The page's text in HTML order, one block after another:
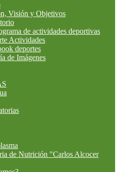
Visión y Objetivos
de actividades deportivas
Actividades
deportes
de Imágenes
de Nutrición "Carlos Alcocer